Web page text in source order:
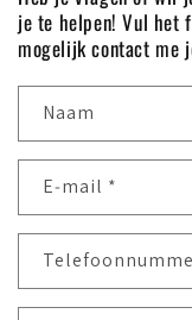
je te helpen! Vul het
mogelijk contact me
Naam
E‑mail *